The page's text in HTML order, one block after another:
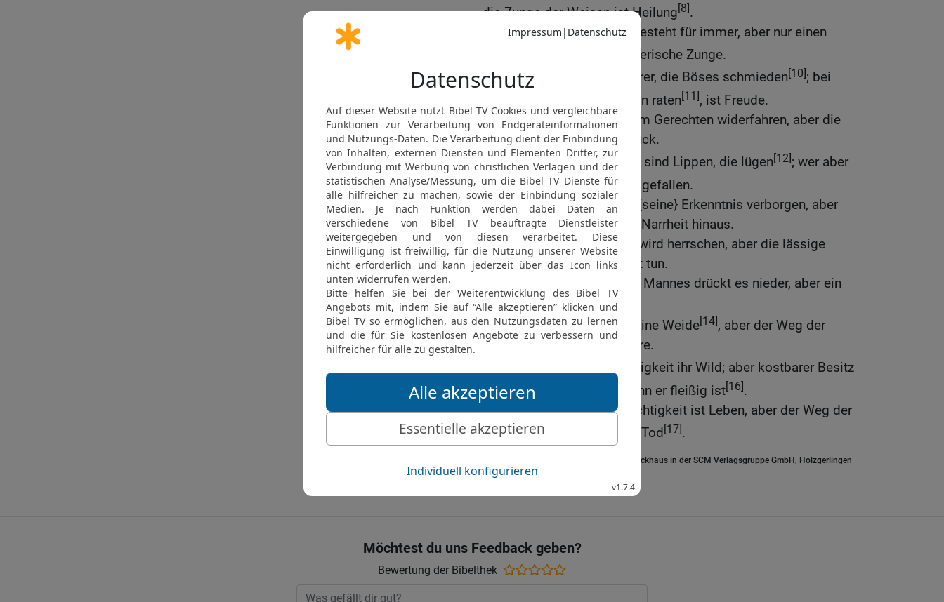
die Zunge der Weisen ist Heilung[8].
Die wahrhaftige Lippe besteht für immer, aber nur einen
die lügnerische Zunge.
20 Betrug ist im Herzen derer, die Böses schmieden[10]; bei
denen aber, die zum Frieden raten[11], ist Freude.
21 Keinerlei Unheil wird dem Gerechten widerfahren, aber die
Gottlosen sind voller Unglück.
22 Ein Gräuel für den Herrn sind Lippen, die lügen[12]; wer aber
Treue[13]übt, hat sein Wohlgefallen.
23 Ein kluger Mensch hält {seine} Erkenntnis verborgen, aber
das Herz der Toren schreit Narrheit hinaus.
24 Die Hand der Fleißigen wird herrschen, aber die lässige
{Hand} muss Zwangsarbeit tun.
Kummer im Herzen des Mannes drückt es nieder, aber ein
gutes Wort erfreut es.
26 Der Gerechte erspäht seine Weide[14], aber der Weg der
Gottlosen führt sie in die Irre.
die Lässigkeit ihr Wild; aber kostbarer Besitz
eines Menschen ist es, wenn er fleißig ist[16].
28 Auf dem Pfad der Gerechtigkeit ist Leben, aber der Weg der
Rachsüchtigen {führt} zum Tod [17].
Elberfelder Bibel 2006, © 2006 SCM R.Brockhaus in der SCM Verlagsgruppe GmbH, Holzgerlingen
Möchtest du uns Feedback geben?
Bewertung der Bibelthek